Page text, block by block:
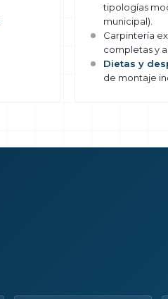
tipologías
municipal).
Carpintería
completas y
Dietas y
de montaje